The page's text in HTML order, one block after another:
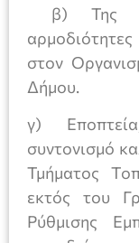
β) Της
στον
Δήμου.
γ)
συντονισμό
Τμήματος
εκτός του
Ρύθμισης